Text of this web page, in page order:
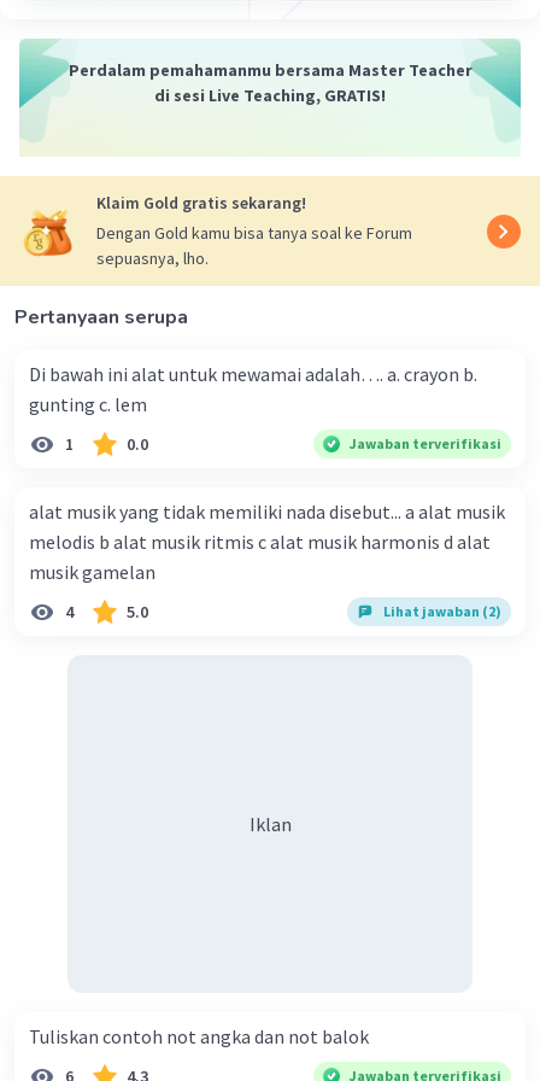
ditempatkan di atas atau di bawah beberapa catatan
menunjukkan bahwa catatan-catatan tersebut harus
Beri Rating·0.0(0) Balas
Perdalam pemahamanmu bersama Master Teacher
di sesi Live Teaching, GRATIS!
Klaim Gold gratis sekarang!
Dengan Gold kamu bisa tanya soal ke Forum
sepuasnya, lho.
Pertanyaan serupa
Di bawah ini alat untuk mewamai adalah…. a. crayon b.
gunting c. lem
1 0.0 Jawaban terverifikasi
alat musik yang tidak memiliki nada disebut... a alat musik
melodis b alat musik ritmis c alat musik harmonis d alat
musik gamelan
4 5.0 Lihat jawaban (2)
Iklan
Tuliskan contoh not angka dan not balok​
6 4.3 Jawaban terverifikasi